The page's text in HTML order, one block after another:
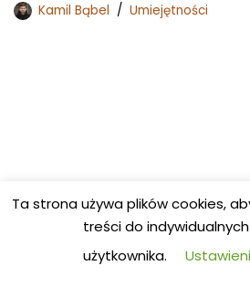
Kamil Bąbel Umiejętności
Copyright © 2023 - All rights
Ta strona używa plików cookies,
treści do
użytkownika.